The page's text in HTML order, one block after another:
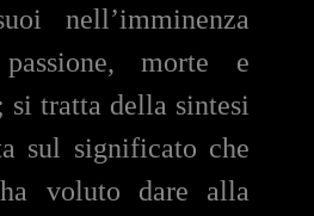
nell’imminenza
morte e
si tratta della sintesi
sul significato che
voluto dare alla